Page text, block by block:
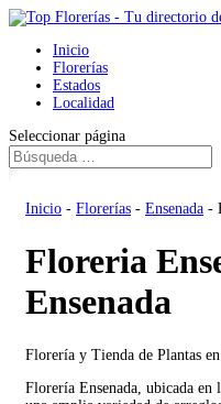
Inicio
Florerías
Estados
Localidad
Seleccionar página
Inicio - Florerías - Ensenada -
Floreria
Ensenada
Florería y Tienda de Plantas
Florería Ensenada, ubicada en